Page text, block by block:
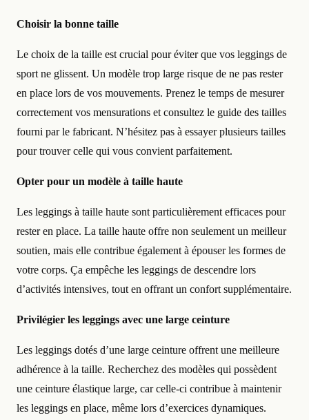
Choisir la bonne taille
Le choix de la taille est crucial pour éviter que vos leggings de
sport ne glissent. Un modèle trop large risque de ne pas rester
en place lors de vos mouvements. Prenez le temps de mesurer
correctement vos mensurations et consultez le guide des tailles
fourni par le fabricant. N’hésitez pas à essayer plusieurs tailles
pour trouver celle qui vous convient parfaitement.
Opter pour un modèle à taille haute
Les leggings à taille haute sont particulièrement efficaces pour
rester en place. La taille haute offre non seulement un meilleur
soutien, mais elle contribue également à épouser les formes de
votre corps. Ça empêche les leggings de descendre lors
d’activités intensives, tout en offrant un confort supplémentaire.
Privilégier les leggings avec une large ceinture
Les leggings dotés d’une large ceinture offrent une meilleure
adhérence à la taille. Recherchez des modèles qui possèdent
une ceinture élastique large, car celle-ci contribue à maintenir
les leggings en place, même lors d’exercices dynamiques.